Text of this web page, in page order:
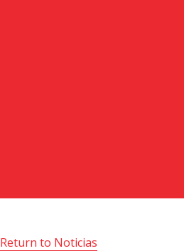
Return to Noticias